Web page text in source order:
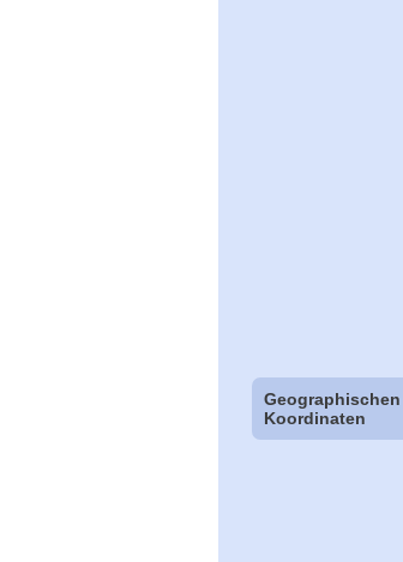
Geographischen
Koordinaten